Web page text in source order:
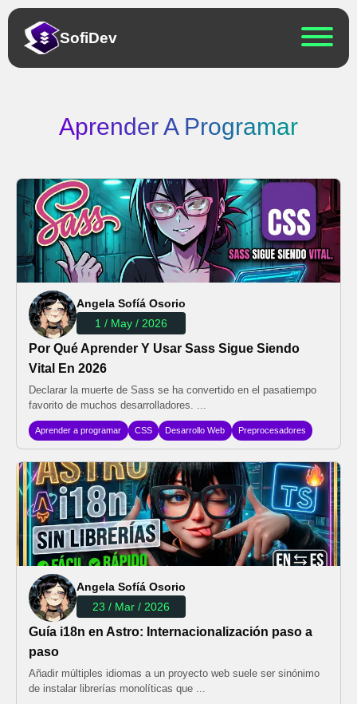
SofiDev
Aprender A Programar
Angela Sofíá Osorio
1 / May / 2026
Por Qué Aprender Y Usar Sass Sigue Siendo
Vital En 2026
Declarar la muerte de Sass se ha convertido en el pasatiempo
favorito de muchos desarrolladores. ...
Aprender a programar CSS Desarrollo Web Preprocesadores
Angela Sofíá Osorio
23 / Mar / 2026
Guía i18n en Astro: Internacionalización paso a
paso
Añadir múltiples idiomas a un proyecto web suele ser sinónimo
de instalar librerías monolíticas que ...